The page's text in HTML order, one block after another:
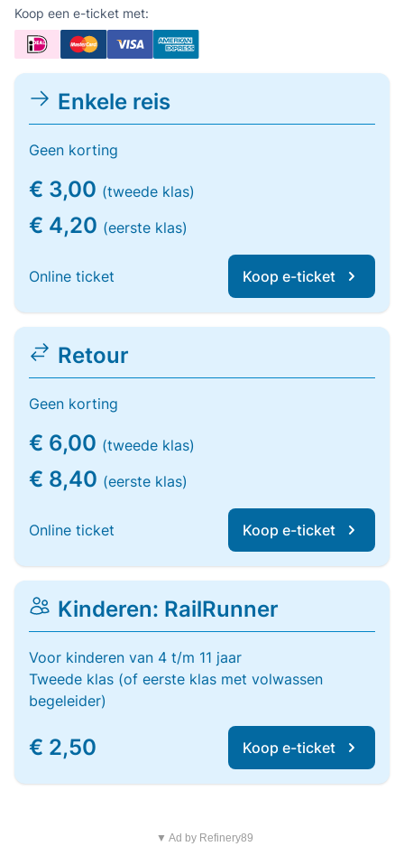
Koop een e-ticket met:
Enkele reis
Geen korting
€ 3,00 (tweede klas)
€ 4,20 (eerste klas)
Online ticket Koop e-ticket
Retour
Geen korting
€ 6,00 (tweede klas)
€ 8,40 (eerste klas)
Online ticket Koop e-ticket
Kinderen: RailRunner
Voor kinderen van 4 t/m 11 jaar
Tweede klas (of eerste klas met volwassen
begeleider)
€ 2,50 Koop e-ticket
▼ Ad by Refinery89